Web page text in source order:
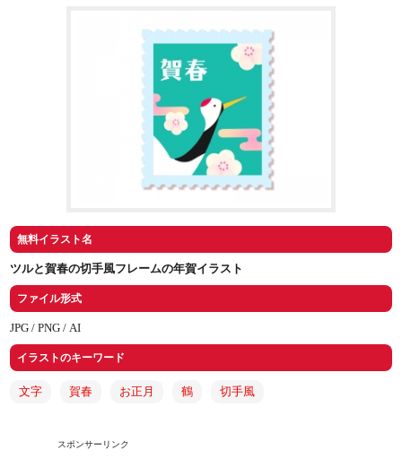
無料イラスト名
ツルと賀春の切手風フレームの年賀イラスト
ファイル形式
JPG /PNG / AI
イラストのキーワード
文字 賀春 お正月 鶴 切手風
スポンサーリンク